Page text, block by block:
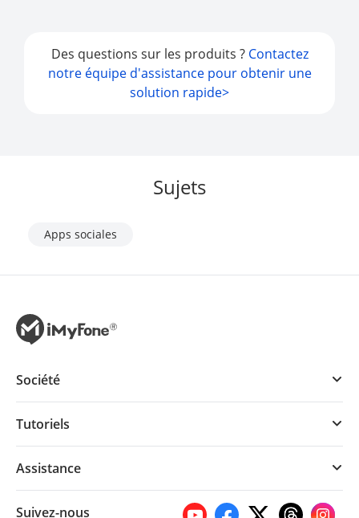
Des questions sur les produits ? Contactez
notre équipe d'assistance pour obtenir une
solution rapide>
Sujets
Apps sociales
Société
Tutoriels
Assistance
Suivez-nous